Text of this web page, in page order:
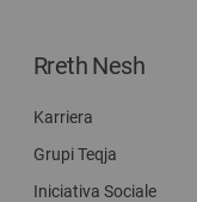
Rreth Nesh
Karriera
Grupi Teqja
Iniciativa Sociale